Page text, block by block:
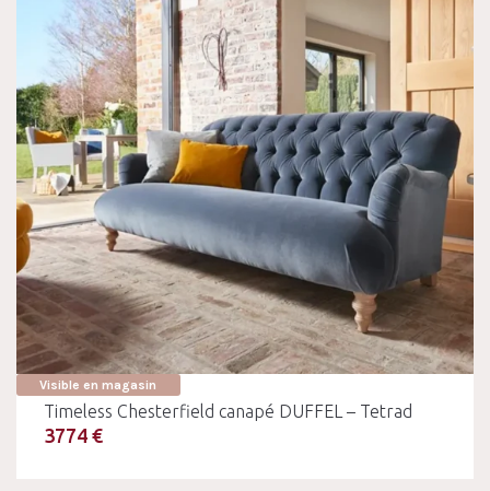
Visible en magasin
Timeless Chesterfield canapé DUFFEL – Tetrad
3774 €